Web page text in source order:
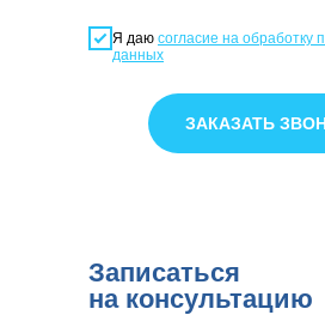
Я даю согласие на обработку
данных
ЗАКАЗАТЬ
Записаться
на консультацию